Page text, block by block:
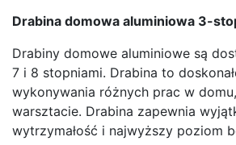
Drabina domowa aluminiowa 3-
Drabiny domowe aluminiowe są
7 i 8 stopniami. Drabina to
wykonywania różnych prac w
warsztacie. Drabina zapewnia
wytrzymałość i najwyższy poziom